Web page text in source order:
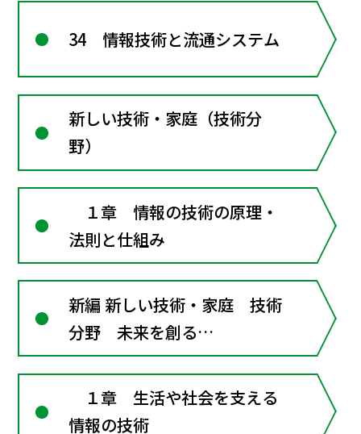
34 情報技術と流通システム
新しい技術・家庭（技術分
野）
１章 情報の技術の原理・
法則と仕組み
新編 新しい技術・家庭 技術
分野 未来を創る
Technology
１章 生活や社会を支える
情報の技術